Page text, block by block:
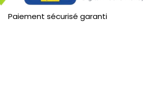
Paiement sécurisé garanti